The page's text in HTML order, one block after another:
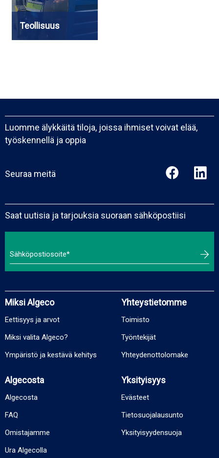
Teollisuus
Luomme älykkäitä tiloja, joissa ihmiset voivat elää,
työskennellä ja oppia
Seuraa meitä
Saat uutisia ja tarjouksia suoraan sähköpostiisi
Miksi Algeco
Eettisyys ja arvot
Miksi valita Algeco?
Ympäristö ja kestävä kehitys
Yhteystietomme
Toimisto
Työntekijät
Yhteydenottolomake
Algecosta
Algecosta
FAQ
Omistajamme
Ura Algecolla
Yksityisyys
Evästeet
Tietosuojalausunto
Yksityisyydensuoja